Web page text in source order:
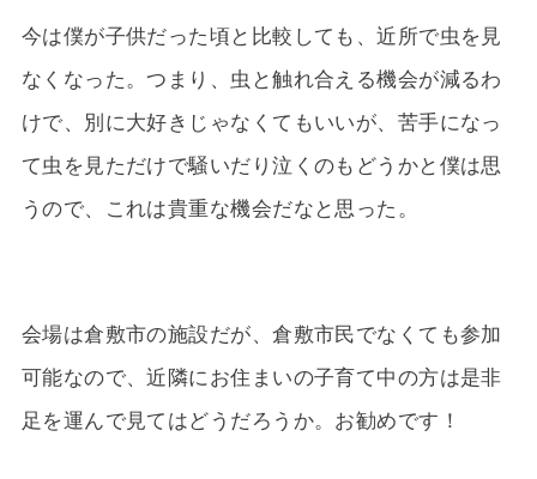
今は僕が子供だった頃と比較しても、近所で虫を見
なくなった。つまり、虫と触れ合える機会が減るわ
けで、別に大好きじゃなくてもいいが、苦手になっ
て虫を見ただけで騒いだり泣くのもどうかと僕は思
うので、これは貴重な機会だなと思った。
会場は倉敷市の施設だが、倉敷市民でなくても参加
可能なので、近隣にお住まいの子育て中の方は是非
足を運んで見てはどうだろうか。お勧めです！